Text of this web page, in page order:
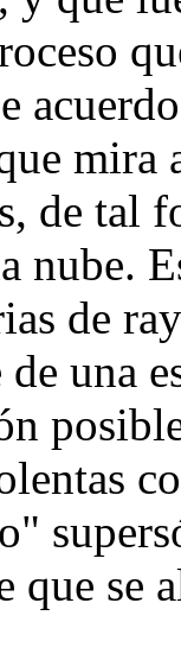
de tal
nube.
de
una
que se